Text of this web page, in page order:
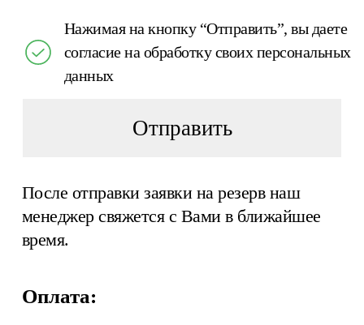
Нажимая на кнопку “Отправить”, вы даете
согласие на обработку своих персональных
данных
Отправить
После отправки заявки на резерв наш
менеджер свяжется с Вами в ближайшее
время.
Оплата: